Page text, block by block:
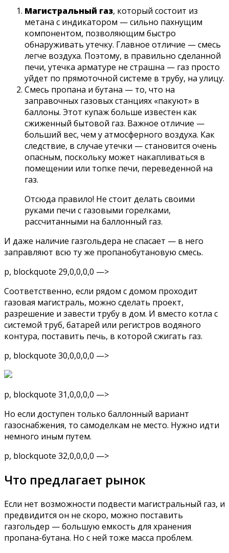
Магистральный газ, который состоит из
метана с индикатором — сильно пахнущим
компонентом, позволяющим быстро
обнаруживать утечку. Главное отличие — смесь
легче воздуха. Поэтому, в правильно сделанной
печи, утечка арматуре не страшна — газ просто
уйдет по прямоточной системе в трубу, на улицу.
Смесь пропана и бутана — то, что на
заправочных газовых станциях «пакуют» в
баллоны. Этот купаж больше известен как
сжиженный бытовой газ. Важное отличие —
больший вес, чем у атмосферного воздуха. Как
следствие, в случае утечки — становится очень
опасным, поскольку может накапливаться в
помещении или топке печи, переведенной на
газ.
Отсюда правило! Не стоит делать своими
руками печи с газовыми горелками,
рассчитанными на баллонный газ.
И даже наличие газгольдера не спасает — в него
заправляют всю ту же пропанобутановую смесь.
p, blockquote 29,0,0,0,0 —>
Соответственно, если рядом с домом проходит
газовая магистраль, можно сделать проект,
разрешение и завести трубу в дом. И вместо котла с
системой труб, батарей или регистров водяного
контура, поставить печь, в которой сжигать газ.
p, blockquote 30,0,0,0,0 —>
p, blockquote 31,0,0,0,0 —>
Но если доступен только баллонный вариант
газоснабжения, то самоделкам не место. Нужно идти
немного иным путем.
p, blockquote 32,0,0,0,0 —>
Что предлагает рынок
Если нет возможности подвести магистральный газ, и
предвидится он не скоро, можно поставить
газгольдер — большую емкость для хранения
пропана-бутана. Но с ней тоже масса проблем.